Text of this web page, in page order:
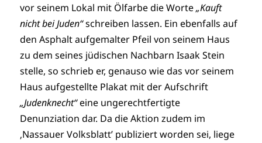
vor seinem Lokal mit Ölfarbe die Worte„Kauft
nicht bei Juden“schreiben lassen. Ein ebenfalls auf
den Asphalt aufgemalter Pfeil von seinem Haus
zu dem seines jüdischen Nachbarn Isaak Stein
stelle, so schrieb er, genauso wie das vor seinem
Haus aufgestellte Plakat mit der Aufschrift
„Judenknecht“eine ungerechtfertigte
Denunziation dar. Da die Aktion zudem im
‚Nassauer Volksblatt’ publiziert worden sei, liege